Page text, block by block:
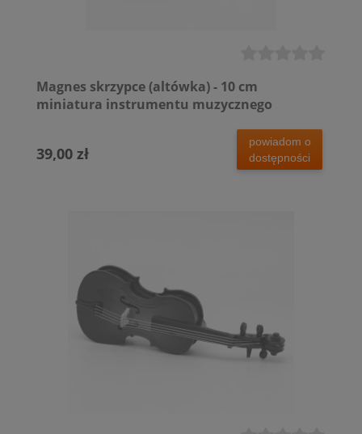
Magnes skrzypce (altówka) - 10 cm
miniatura instrumentu muzycznego
39,00 zł
powiadom o
dostępności